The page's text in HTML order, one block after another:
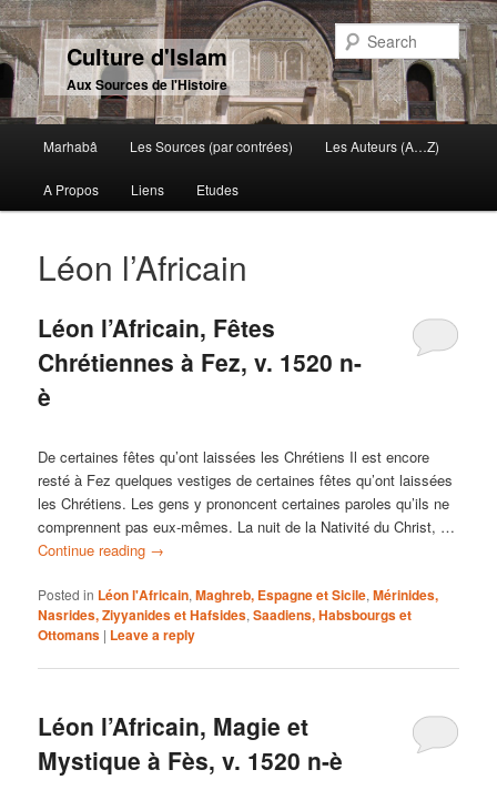
Culture d'Islam
Aux Sources de l'Histoire
Skip to primary content
Skip to secondary content
Marhabâ Les Sources (par contrées) Les Auteurs (A…Z)
A Propos Liens Etudes
Léon l’Africain
Léon l’Africain, Fêtes
Chrétiennes à Fez, v. 1520 n-
è
De certaines fêtes qu’ont laissées les Chrétiens Il est encore
resté à Fez quelques vestiges de certaines fêtes qu’ont laissées
les Chrétiens. Les gens y prononcent certaines paroles qu’ils ne
comprennent pas eux-mêmes. La nuit de la Nativité du Christ, …
Continue reading →
Posted in Léon l'Africain,Maghreb, Espagne et Sicile,Mérinides,
Nasrides, Ziyyanides et Hafsides,Saadiens, Habsbourgs et
Ottomans | Leave a reply
Léon l’Africain, Magie et
Mystique à Fès, v. 1520 n-è